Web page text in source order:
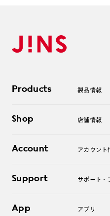
Products 製品情報
サングラス
コンタクトレンズ
アクセサリー
Shop 店舗情報
オンラインショップ
Account アカウント
ログアウト
Support サポート・
よくあるご質問
App アプリ